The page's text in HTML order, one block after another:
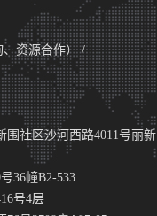
、资源合作） /
社区沙河西路4011号丽新
36幢B2-533
号4层